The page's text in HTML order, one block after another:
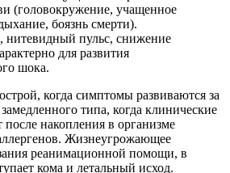
(головокружение, учащенное
боязнь смерти).
нитевидный пульс, снижение
для развития
шока.
когда симптомы развиваются за
типа, когда клинические
накопления в организме
Жизнеугрожающее
реанимационной помощи, в
кома и летальный исход.